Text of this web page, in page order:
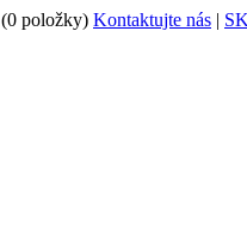
(0 položky) Kontaktujte nás |